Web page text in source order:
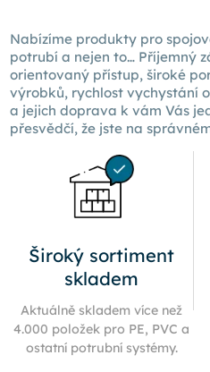
Nabízíme produkty pro
potrubí a nejen to… Příjemný
orientovaný přístup, široké
výrobků, rychlost vychystání
a jejich doprava kvám Vás
přesvědčí, že jste na
Široký sortiment
skladem
Aktuálně skladem více než
4.000 položek pro PE, PVC a
ostatní potrubní systémy.